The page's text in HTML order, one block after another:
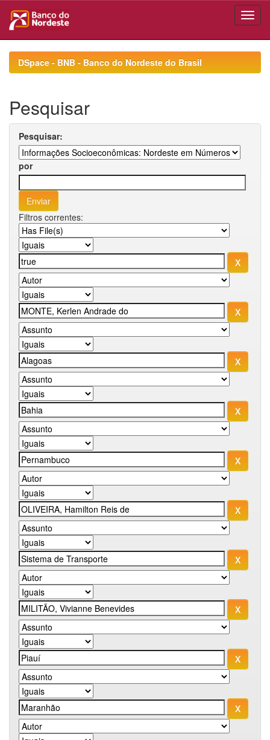
navigationDSpace - BNB - Banco do Nordeste do Brasil
Pesquisar
Pesquisar:
por
Filtros correntes: